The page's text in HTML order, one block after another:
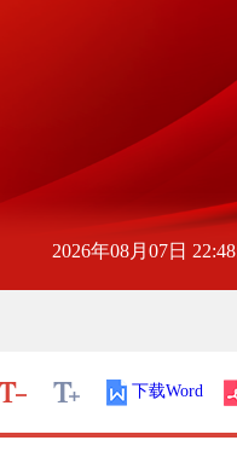
2026年08月07日
下载Word